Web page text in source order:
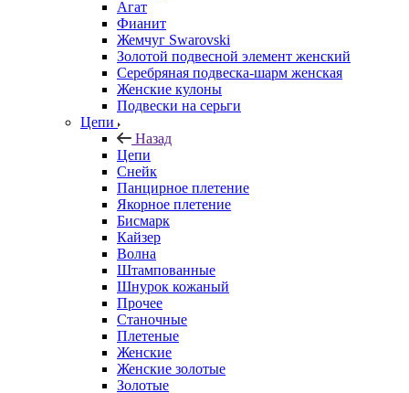
Агат
Фианит
Жемчуг Swarovski
Золотой подвесной элемент женcкий
Серебряная подвеска-шарм женская
Женские кулоны
Подвески на серьги
Цепи
Назад
Цепи
Снейк
Панцирное плетение
Якорное плетение
Бисмарк
Кайзер
Волна
Штампованные
Шнурок кожаный
Прочее
Станочные
Плетеные
Женские
Женские золотые
Золотые